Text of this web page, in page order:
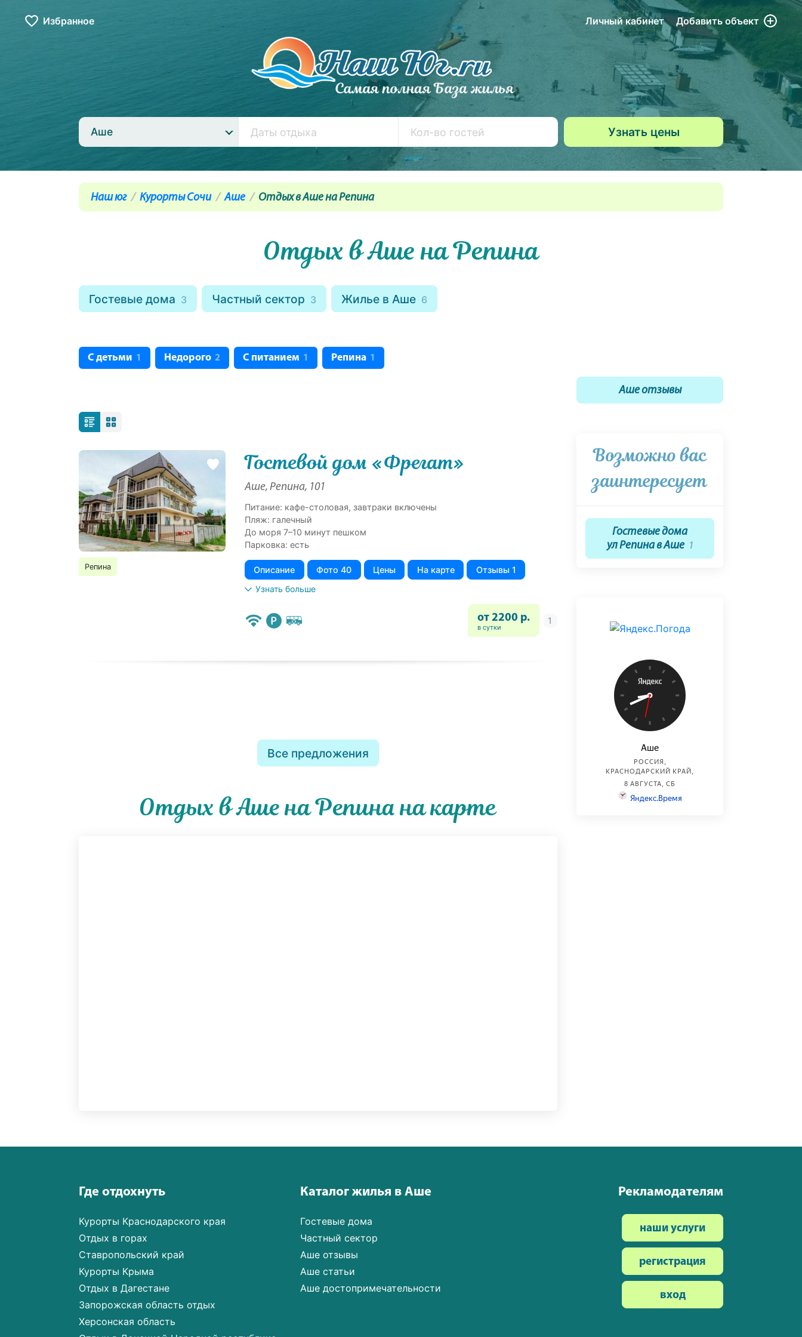
Избранное Личный кабинет Добавить объект
Аше
Наш юг Курорты Сочи Аше Отдых в Аше на Репина
Отдых в Аше на Репина
Гостевые дома 3 Частный сектор 3 Жилье в Аше 6
С детьми 1 Недорого 2 С питанием 1 Репина 1
Репина
Гостевой дом «Фрегат»
Аше, Репина, 101
Питание: кафе-столовая, завтраки включены
Пляж: галечный
До моря 7–10 минут пешком
Парковка: есть
Описание Фото 40 Цены На карте
Отзывы 1
Узнать больше
от 2200 р.
в сутки
Все предложения
Отдых в Аше на Репина на карте
Аше отзывы
Возможно вас
заинтересует
Гостевые дома
ул Репина в Аше 1
Где отдохнуть
Курорты Краснодарского края
Отдых в горах
Ставропольский край
Курорты Крыма
Отдых в Дагестане
Запорожская область отдых
Херсонская область
Каталог жилья в Аше
Гостевые дома
Частный сектор
Аше отзывы
Аше статьи
Аше достопримечательности
Рекламодателям
наши услуги
регистрация
вход